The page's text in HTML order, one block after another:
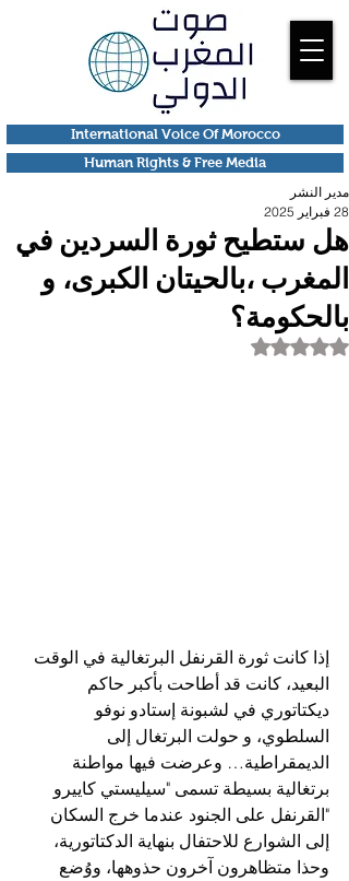
Human Rights & Free Media
International Voice Of Morocco
هل ستطيح ثورة السردين في
المغرب ،بالحيتان الكبرى، و
بالحكومة؟
مدير النشر
28 فبراير 2025
تم التقييم بـ ليس رقمًا من أصل 5 نجوم.
إذا كانت ثورة القرنفل البرتغالية في الوقت
البعيد، كانت قد أطاحت بأكبر حاكم
ديكتاتوري في لشبونة إستادو نوفو
السلطوي، و حولت البرتغال إلى
الديمقراطية… وعرضت فيها مواطنة
برتغالية بسيطة تسمى "سيليستي كاييرو
"القرنفل على الجنود عندما خرج السكان
إلى الشوارع للاحتفال بنهاية الدكتاتورية،
وحذا متظاهرون آخرون حذوهها، ووُضع